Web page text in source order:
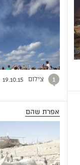
1 צילום 19.10.15
אפרת שהם